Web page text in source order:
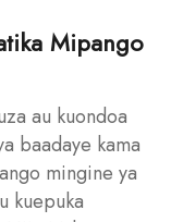
Mipango
au kuondoa
baadaye kama
mingine ya
kuepuka